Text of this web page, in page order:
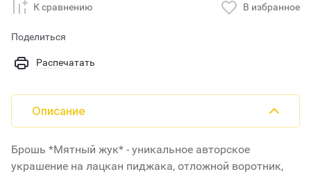
К сравнению В избранное
Поделиться
Распечатать
Описание
Брошь *Мятный жук* - уникальное авторское
украшение на лацкан пиджака, отложной воротник,